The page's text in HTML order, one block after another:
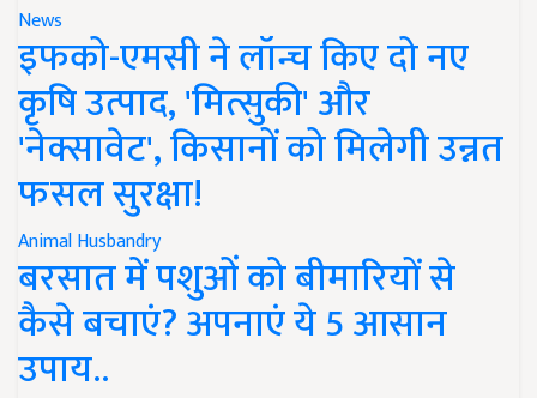
News
इफको-एमसी ने लॉन्च किए दो नए
कृषि उत्पाद, 'मित्सुकी' और
'नेक्सावेट', किसानों को मिलेगी उन्नत
फसल सुरक्षा!
Animal Husbandry
बरसात में पशुओं को बीमारियों से
कैसे बचाएं? अपनाएं ये 5 आसान
उपाय..